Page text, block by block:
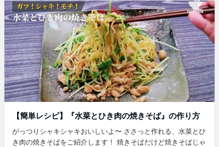
【簡単レシピ】『水菜とひき肉の焼きそば』の作り方
がっつりシャキシャキおいしいよ〜 ささっと作れる、水菜とひ
き肉の焼きそばをご紹介します！ 焼きそばだけど焼きそばじゃ